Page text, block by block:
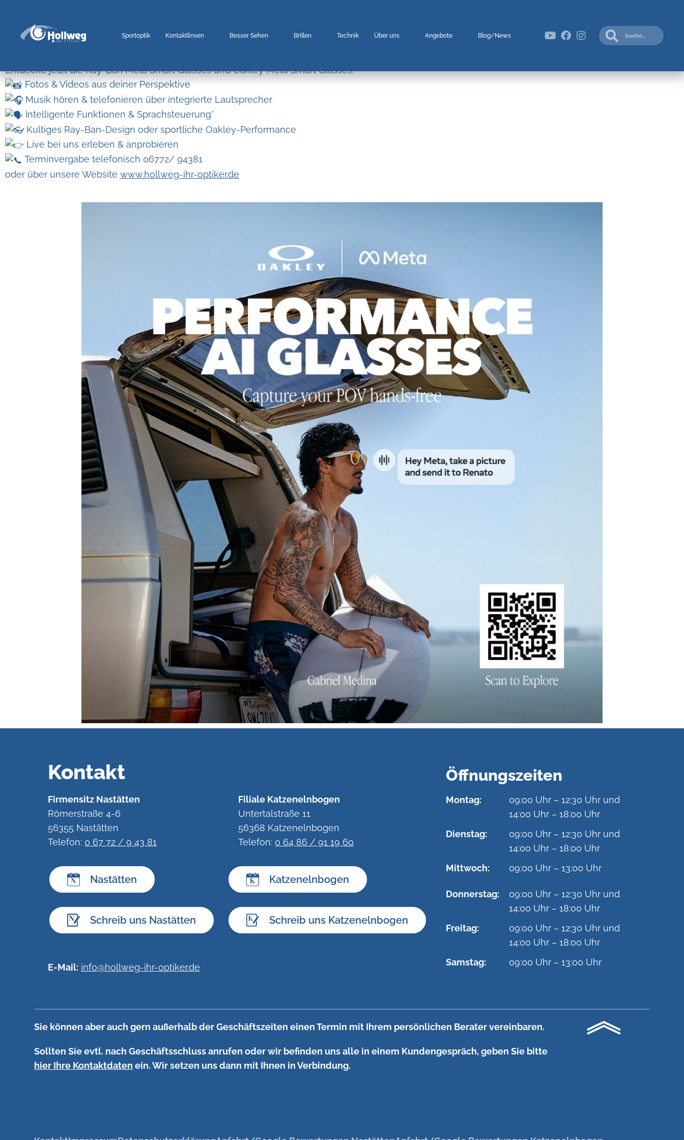
Sportoptik Kontaktlinsen Besser Sehen Brillen Technik Über uns Angebote Blog/News
Entdecke jetzt die Ray-Ban Meta Smart Glasses und Oakley Meta Smart Glasses.
Fotos & Videos aus deiner Perspektive
Musik hören & telefonieren über integrierte Lautsprecher
Intelligente Funktionen & Sprachsteuerung*
Kultiges Ray-Ban-Design oder sportliche Oakley-Performance
Live bei uns erleben & anprobieren
Terminvergabe telefonisch 06772/ 94381
oder über unsere Website www.hollweg-ihr-optiker.de
Kontakt
Firmensitz Nastätten
Römerstraße 4-6
56355 Nastätten
Telefon: 0 67 72 / 9 43 81
Filiale Katzenelnbogen
Untertalstraße 11
56368 Katzenelnbogen
Telefon: 0 64 86 / 91 19 60
Nastätten Katzenelnbogen
Schreib uns Nastätten Schreib uns Katzenelnbogen
E-Mail: info@hollweg-ihr-optiker.de
Öffnungszeiten
Montag:
09:00 Uhr – 12:30 Uhr und
14:00 Uhr – 18:00 Uhr
Dienstag:
09:00 Uhr – 12:30 Uhr und
14:00 Uhr – 18:00 Uhr
Mittwoch:
09:00 Uhr – 13:00 Uhr
Donnerstag:
09:00 Uhr – 12:30 Uhr und
14:00 Uhr – 18:00 Uhr
Freitag:
09:00 Uhr – 12:30 Uhr und
14:00 Uhr – 18:00 Uhr
Samstag:
09:00 Uhr – 13:00 Uhr
Sie können aber auch gern außerhalb der Geschäftszeiten einen Termin mit Ihrem persönlichen Berater vereinbaren.
Sollten Sie evtl. nach Geschäftsschluss anrufen oder wir befinden uns alle in einem Kundengespräch, geben Sie bitte
hier Ihre Kontaktdaten ein. Wir setzen uns dann mit Ihnen in Verbindung.